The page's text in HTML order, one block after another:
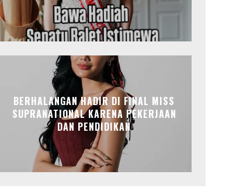
BERHALANGAN HADIR DI FINAL MISS
SUPRANATIONAL KARENA PEKERJAAN
DAN PENDIDIKAN